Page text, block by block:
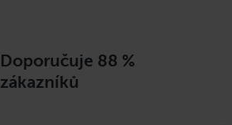
Doporučuje 88 %
zákazníků